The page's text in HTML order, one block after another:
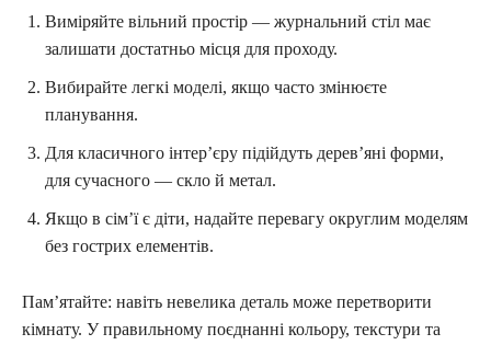
Виміряйте вільний простір — журнальний стіл має
залишати достатньо місця для проходу.
Вибирайте легкі моделі, якщо часто змінюєте
планування.
Для класичного інтер’єру підійдуть дерев’яні форми,
для сучасного — скло й метал.
Якщо в сім’ї є діти, надайте перевагу округлим моделям
без гострих елементів.
Пам’ятайте: навіть невелика деталь може перетворити
кімнату. У правильному поєднанні кольору, текстури та